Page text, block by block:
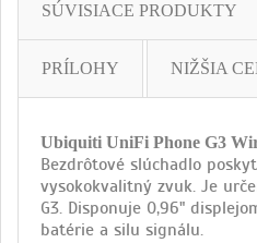
SÚVISIACE PRODUKTY
PRÍLOHY NIŽŠIA
Ubiquiti UniFi Phone G3
Bezdrôtové slúchadlo
vysokokvalitný zvuk. Je
G3. Disponuje 0,96"
batérie a silu signálu.